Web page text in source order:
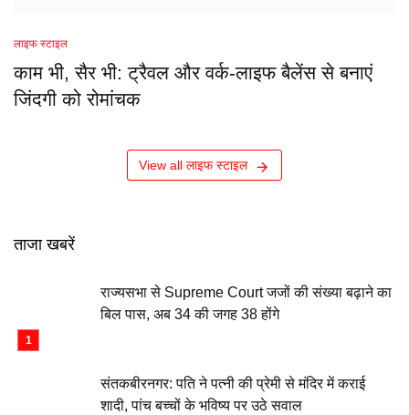
लाइफ स्टाइल
काम भी, सैर भी: ट्रैवल और वर्क-लाइफ बैलेंस से बनाएं
जिंदगी को रोमांचक
View all लाइफ स्टाइल
ताजा खबरें
राज्यसभा से Supreme Court जजों की संख्या बढ़ाने का
बिल पास, अब 34 की जगह 38 होंगे
संतकबीरनगर: पति ने पत्नी की प्रेमी से मंदिर में कराई
शादी, पांच बच्चों के भविष्य पर उठे सवाल